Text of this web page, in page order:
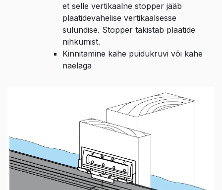
et selle vertikaalne stopper jääb
plaatidevahelise vertikaalsesse
sulundise. Stopper takistab plaatide
nihkumist.
Kinnitamine kahe puidukruvi või kahe
naelaga